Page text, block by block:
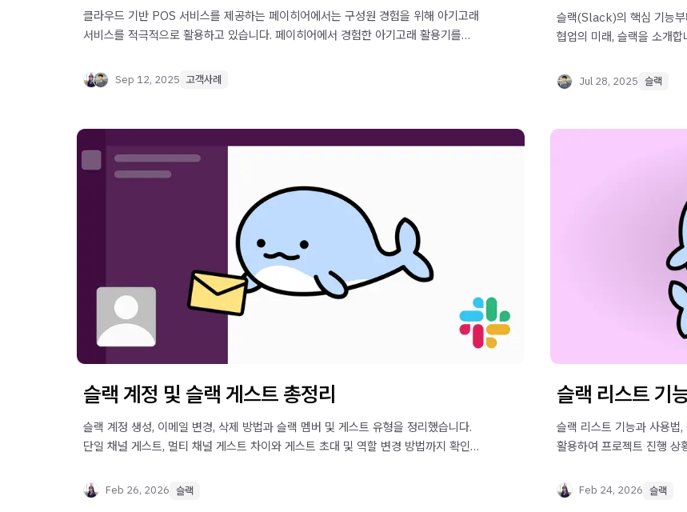
클라우드 기반 POS 서비스를 제공하는 페이히어에서는 구성원 경험을 위해 아기고래
서비스를 적극적으로 활용하고 있습니다. 페이히어에서 경험한 아기고래 활용기를
Sep 12, 2025 고객사례
슬랙(Slack)의 핵심 기능
협업의 미래, 슬랙을 소개합
Jul 28, 2025 슬랙
슬랙 계정 및 슬랙 게스트 총정리
슬랙 계정 생성, 이메일 변경, 삭제 방법과 슬랙 멤버 및 게스트 유형을 정리했습니다.
단일 채널 게스트, 멀티 채널 게스트 차이와 게스트 초대 및 역할 변경 방법까지 확인해
Feb 26, 2026 슬랙
슬랙 리스트 기
슬랙 리스트 기능과 사용법
활용하여 프로젝트 진행 상
Feb 24, 2026 슬랙